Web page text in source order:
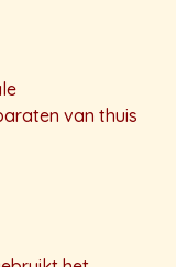
van thuis